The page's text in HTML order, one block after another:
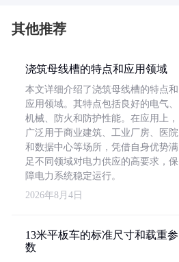
其他推荐
浇筑母线槽的特点和应用领域
本文详细介绍了浇筑母线槽的特点和
应用领域。其特点包括良好的电气、
机械、防火和防护性能。在应用上，
广泛用于商业建筑、工业厂房、医院
和数据中心等场所，凭借自身优势满
足不同领域对电力供应的高要求，保
障电力系统稳定运行。
2026年8月4日
13米平板车的标准尺寸和载重参
数